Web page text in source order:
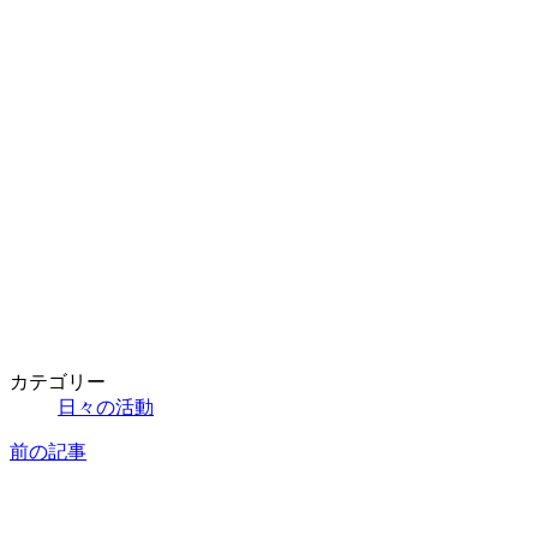
カテゴリー
日々の活動
前の記事